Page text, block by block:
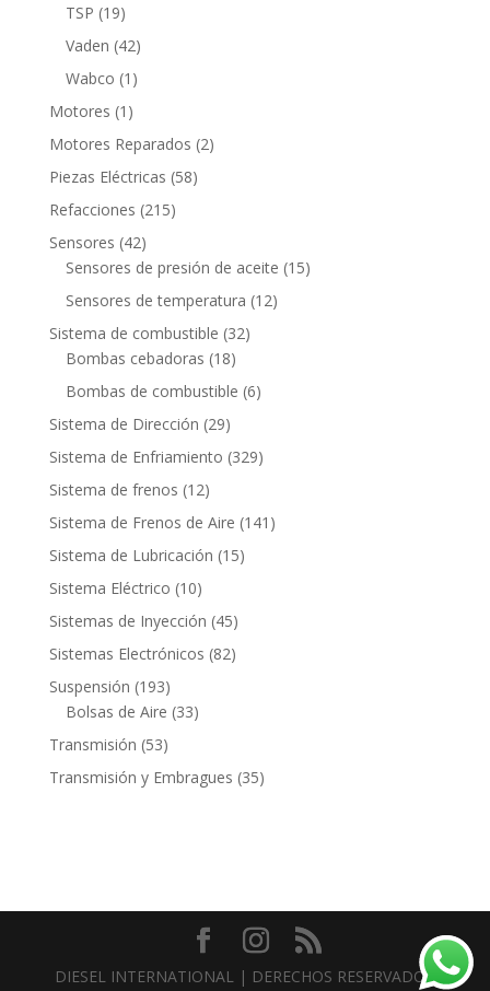
TSP 1919
productos
Vaden 4242
productos
Wabco 1 1
producto
Motores 1 1
producto
Motores Reparados 22
Piezas Eléctricas 5858
Refacciones 215215
Sensores 4242
productos
Sensores de presión de aceite 1515
Sensores de temperatura 1212
Sistema de combustible 3232
Bombas cebadoras 1818
productos
Bombas de combustible 66
Sistema de Dirección 2929
productos
Sistema de Enfriamiento 329329
Sistema de frenos 1212
productos
Sistema de Frenos de Aire 141 141
Sistema de Lubricación 1515
Sistema Eléctrico 1010
productos
Sistemas de Inyección 4545
productos
Sistemas Electrónicos 8282
Suspensión 193193
productos
Bolsas de Aire 3333
Transmisión 5353
productos
Transmisión y Embragues 3535
DIESEL INTERNATIONAL | DERECHOS RESERVADOS